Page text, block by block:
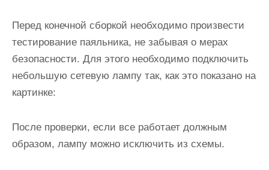
Перед конечной сборкой необходимо произвести
тестирование паяльника, не забывая о мерах
безопасности. Для этого необходимо подключить
небольшую сетевую лампу так, как это показано на
картинке:
После проверки, если все работает должным
образом, лампу можно исключить из схемы.